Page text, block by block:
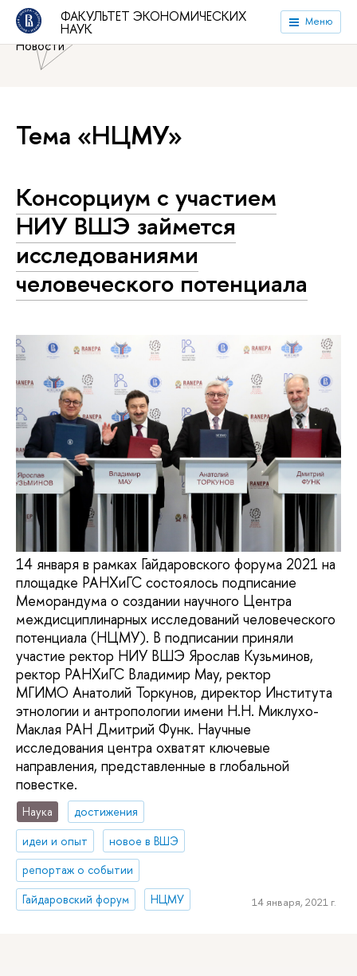
ФАКУЛЬТЕТ ЭКОНОМИЧЕСКИХ
НАУК Меню
Национальный исследовательский университет «Высшая
школа экономики»
Факультет экономических наук
Новости
Тема «НЦМУ»
Консорциум с участием
НИУ ВШЭ займется
исследованиями
человеческого потенциала
14 января в рамках Гайдаровского форума 2021 на
площадке РАНХиГС состоялось подписание
Меморандума о создании научного Центра
междисциплинарных исследований человеческого
потенциала (НЦМУ). В подписании приняли
участие ректор НИУ ВШЭ Ярослав Кузьминов,
ректор РАНХиГС Владимир Мау, ректор
МГИМО Анатолий Торкунов, директор Института
этнологии и антропологии имени Н.Н. Миклухо-
Маклая РАН Дмитрий Функ. Научные
исследования центра охватят ключевые
направления, представленные в глобальной
повестке.
Наука
достижения
идеи и опыт
новое в ВШЭ
репортаж о событии
Гайдаровский форум
НЦМУ 14 января, 2021 г.